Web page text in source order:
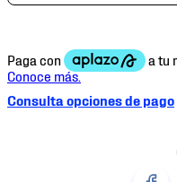
Consulta opciones de pago